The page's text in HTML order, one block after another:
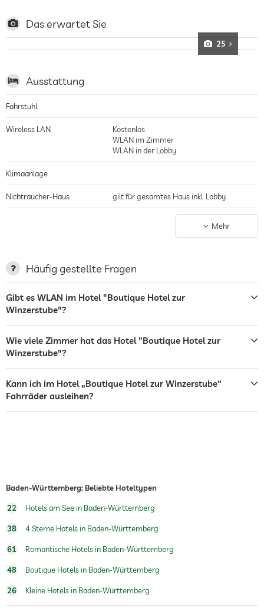
Entspannung von Seeabenteuern
Das erwartet Sie
25
Ausstattung
Fahrstuhl
Wireless LAN
Kostenlos
WLAN im Zimmer
WLAN in der Lobby
Klimaanlage
Nichtraucher-Haus gilt für gesamtes Haus inkl. Lobby
Garten/Außenbereich
Sonnenliegen
Restaurant
Zimmerservice
Tresor
Shuttle zu Attraktionen Gegen Gebühr
Fitnesskurse
Personaltrainer auf Anfrage
Wandern
Massageangebot
Wellnessmassagen
Gegen Gebühr
Mehr
Häufig gestellte Fragen
Gibt es WLAN im Hotel "Boutique Hotel zur
Winzerstube"?
Wie viele Zimmer hat das Hotel "Boutique Hotel zur
Winzerstube"?
Kann ich im Hotel „Boutique Hotel zur Winzerstube“
Fahrräder ausleihen?
Baden-Württemberg: Beliebte Hoteltypen
22 Hotels am See in Baden-Württemberg
38 4 Sterne Hotels in Baden-Württemberg
61 Romantische Hotels in Baden-Württemberg
48 Boutique Hotels in Baden-Württemberg
26 Kleine Hotels in Baden-Württemberg